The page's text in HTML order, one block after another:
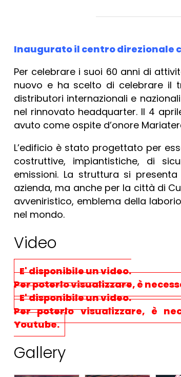
Inaugurato il centro direzionale
Per celebrare i suoi 60 anni di
nuovo e ha scelto di celebrare il
distributori internazionali e
nel rinnovato headquarter. Il 4
avuto come ospite d’onore
L’edificio è stato progettato per
costruttive, impiantistiche, di
emissioni. La struttura si
azienda, ma anche per la città di
avveniristico, emblema della
nel mondo.
Video
E' disponibile un video.
Per poterlo visualizzare, è
E' disponibile un video.
Per poterlo visualizzare, è
Youtube.
Gallery